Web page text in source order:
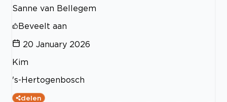
Sanne van Bellegem
Beveelt aan
20 January 2026
Kim
's-Hertogenbosch
delen